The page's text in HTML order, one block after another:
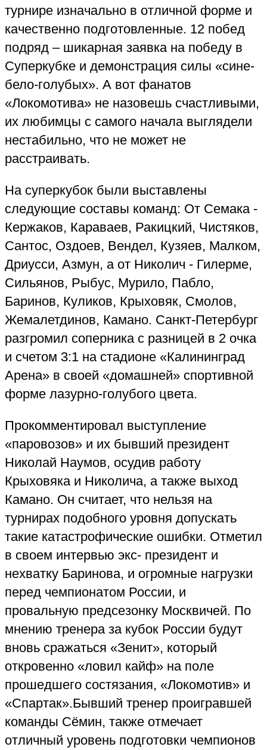
турнире изначально в отличной форме и
качественно подготовленные. 12 побед
подряд – шикарная заявка на победу в
Суперкубке и демонстрация силы «сине-
бело-голубых». А вот фанатов
«Локомотива» не назовешь счастливыми,
их любимцы с самого начала выглядели
нестабильно, что не может не
расстраивать.
На суперкубок были выставлены
следующие составы команд: От Семака -
Кержаков, Караваев, Ракицкий, Чистяков,
Сантос, Оздоев, Вендел, Кузяев, Малком,
Дриусси, Азмун, а от Николич - Гилерме,
Сильянов, Рыбус, Мурило, Пабло,
Баринов, Куликов, Крыховяк, Смолов,
Жемалетдинов, Камано. Санкт-Петербург
разгромил соперника с разницей в 2 очка
и счетом 3:1 на стадионе «Калининград
Арена» в своей «домашней» спортивной
форме лазурно-голубого цвета.
Прокомментировал выступление
«паровозов» и их бывший президент
Николай Наумов, осудив работу
Крыховяка и Николича, а также выход
Камано. Он считает, что нельзя на
турнирах подобного уровня допускать
такие катастрофические ошибки. Отметил
в своем интервью экс- президент и
нехватку Баринова, и огромные нагрузки
перед чемпионатом России, и
провальную предсезонку Москвичей. По
мнению тренера за кубок России будут
вновь сражаться «Зенит», который
откровенно «ловил кайф» на поле
прошедшего состязания, «Локомотив» и
«Спартак».Бывший тренер проигравшей
команды Сёмин, также отмечает
отличный уровень подготовки чемпионов